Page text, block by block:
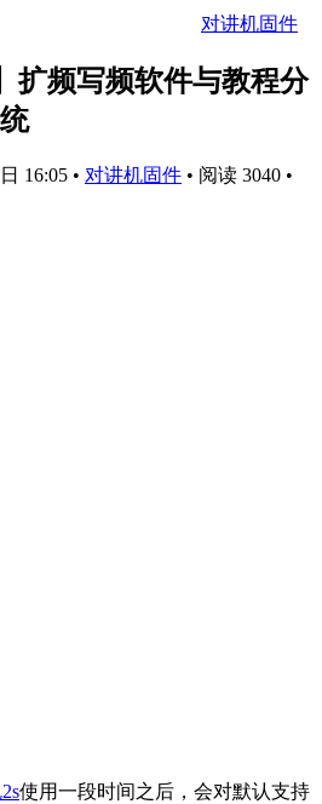
对讲机固件
扩频写频软件与教程分
16:05 • 对讲机固件 • 阅读 3040 •
使用一段时间之后，会对默认支持